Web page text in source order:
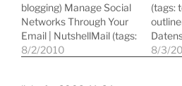
blogging) Manage Social
Networks Through Your
Email | NutshellMail (tags:
aggregator
8/2/2010
(tags:
8/3/